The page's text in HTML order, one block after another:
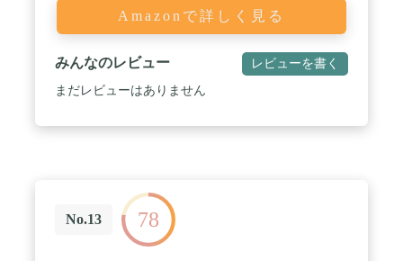
Amazonで詳しく見る
みんなのレビュー レビューを書く
まだレビューはありません
No.13 78